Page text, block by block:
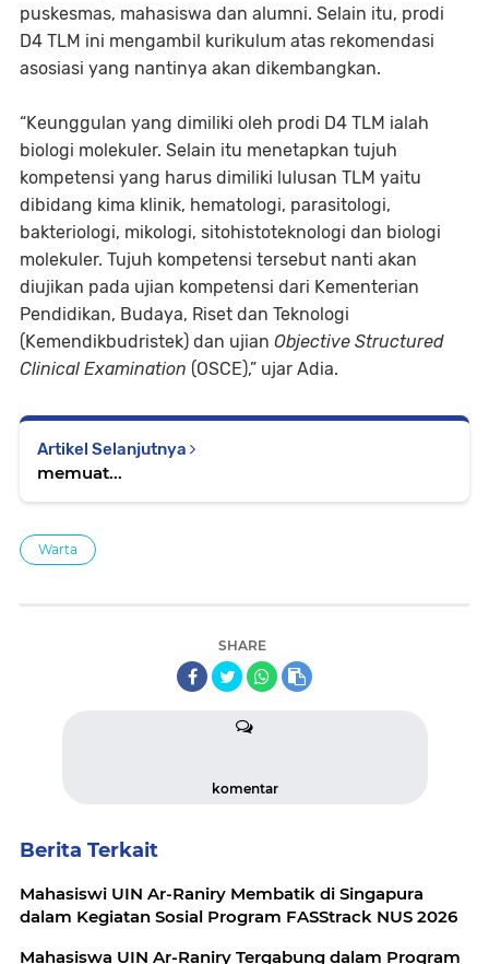
puskesmas, mahasiswa dan alumni. Selain itu, prodi
D4 TLM ini mengambil kurikulum atas rekomendasi
asosiasi yang nantinya akan dikembangkan.
“Keunggulan yang dimiliki oleh prodi D4 TLM ialah
biologi molekuler. Selain itu menetapkan tujuh
kompetensi yang harus dimiliki lulusan TLM yaitu
dibidang kima klinik, hematologi, parasitologi,
bakteriologi, mikologi, sitohistoteknologi dan biologi
molekuler. Tujuh kompetensi tersebut nanti akan
diujikan pada ujian kompetensi dari Kementerian
Pendidikan, Budaya, Riset dan Teknologi
(Kemendikbudristek) dan ujian Objective Structured
Clinical Examination (OSCE),” ujar Adia.
Artikel Selanjutnya
memuat...
Warta
SHARE
komentar
Berita Terkait
Mahasiswi UIN Ar-Raniry Membatik di Singapura
dalam Kegiatan Sosial Program FASStrack NUS 2026
Mahasiswa UIN Ar-Raniry Tergabung dalam Program